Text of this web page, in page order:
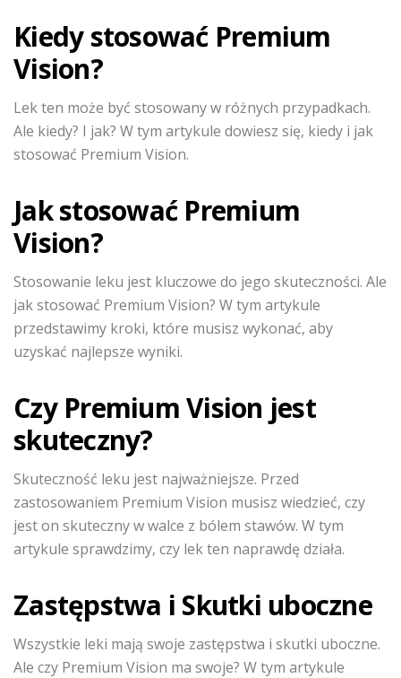
Kiedy stosować Premium
Vision?
Lek ten może być stosowany w różnych przypadkach.
Ale kiedy? I jak? W tym artykule dowiesz się, kiedy i jak
stosować Premium Vision.
Jak stosować Premium
Vision?
Stosowanie leku jest kluczowe do jego skuteczności. Ale
jak stosować Premium Vision? W tym artykule
przedstawimy kroki, które musisz wykonać, aby
uzyskać najlepsze wyniki.
Czy Premium Vision jest
skuteczny?
Skuteczność leku jest najważniejsze. Przed
zastosowaniem Premium Vision musisz wiedzieć, czy
jest on skuteczny w walce z bólem stawów. W tym
artykule sprawdzimy, czy lek ten naprawdę działa.
Zastępstwa i Skutki uboczne
Wszystkie leki mają swoje zastępstwa i skutki uboczne.
Ale czy Premium Vision ma swoje? W tym artykule